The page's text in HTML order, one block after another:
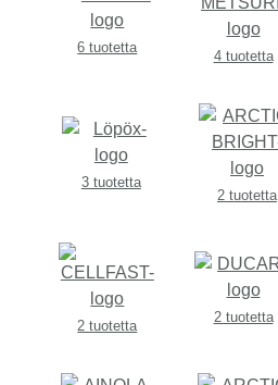
6 tuotetta
4 tuotetta
3 tuotetta
2 tuotetta
2 tuotetta
2 tuotetta